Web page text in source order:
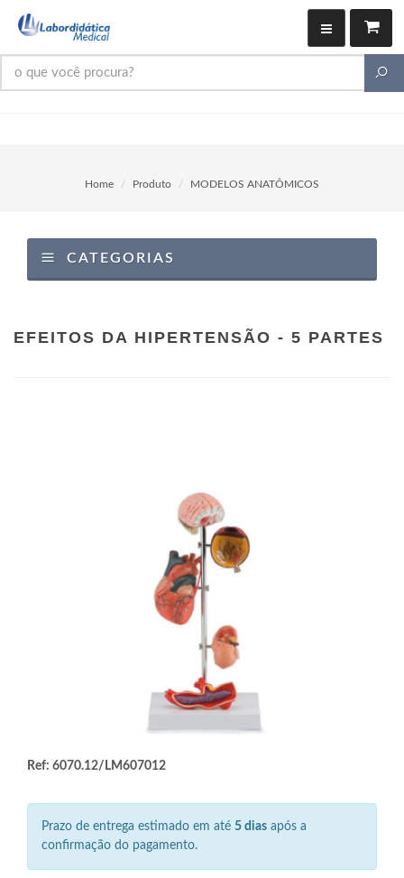
Home Produto MODELOS ANATÔMICOS
CATEGORIAS
EFEITOS DA HIPERTENSÃO - 5 PARTES
Ref: 6070.12/LM607012
Prazo de entrega estimado em até 5 dias após a
confirmação do pagamento.